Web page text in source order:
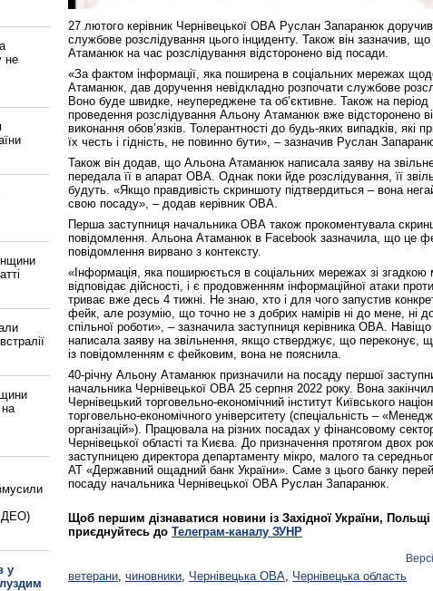
не
у
27 лютого керівник Чернівецької ОВА Руслан Запаранюк
службове розслідування цього інциденту. Також він зазначив,
Атаманюк на час розслідування відсторонено від посади.
«За фактом інформації, яка поширена в соціальних мережах
Атаманюк, дав доручення невідкладно розпочати службове
Воно буде швидке, неупереджене та обʼєктивне. Також на період
проведення розслідування Альону Атаманюк вже відсторонено
виконання обовʼязків. Толерантності до будь-яких випадків, які
їх честь і гідність, не повинно бути», – зазначив Руслан
Також він додав, що Альона Атаманюк написала заяву на
передала її в апарат ОВА. Однак поки йде розслідування, її
будуть. «Якщо правдивість скриншоту підтвердиться – вона
свою посаду», – додав керівник ОВА.
Перша заступниця начальника ОВА також прокоментувала
повідомлення. Альона Атаманюк в Facebook зазначила, що це
повідомлення вирвано з контексту.
«Інформація, яка поширюється в соціальних мережах зі згадкою
відповідає дійсності, і є продовженням інформаційної атаки
триває вже десь 4 тижні. Не знаю, хто і для чого запустив
фейк, але розумію, що точно не з добрих намірів ні до мене, ні
спільної роботи», – зазначила заступниця керівника ОВА.️
написала заяву на звільнення, якщо стверджує, що переконує,
із повідомленням є фейковим, вона не пояснила.
40-річну Альону Атаманюк призначили на посаду першої
начальника Чернівецької ОВА 25 серпня 2022 року. Вона
Чернівецький торговельно-економічний інститут Київського
торговельно-економічного університету (спеціальність –
організацій»). Працювала на різних посадах у фінансовому
Чернівецької області та Києва. До призначення протягом двох
заступницею директора департаменту мікро, малого та
АТ «Державний ощадний банк України». Саме з цього банку
посаду начальника Чернівецької ОВА Руслан Запаранюк.
Щоб першим дізнаватися новини із Західної України, Польщі
приєднуйтесь до Телеграм-каналу ЗУНР
ветерани, чиновники, Чернівецька ОВА, Чернівецька область
Реконструкція подій 1
1918 року у Львові
Спільний
України